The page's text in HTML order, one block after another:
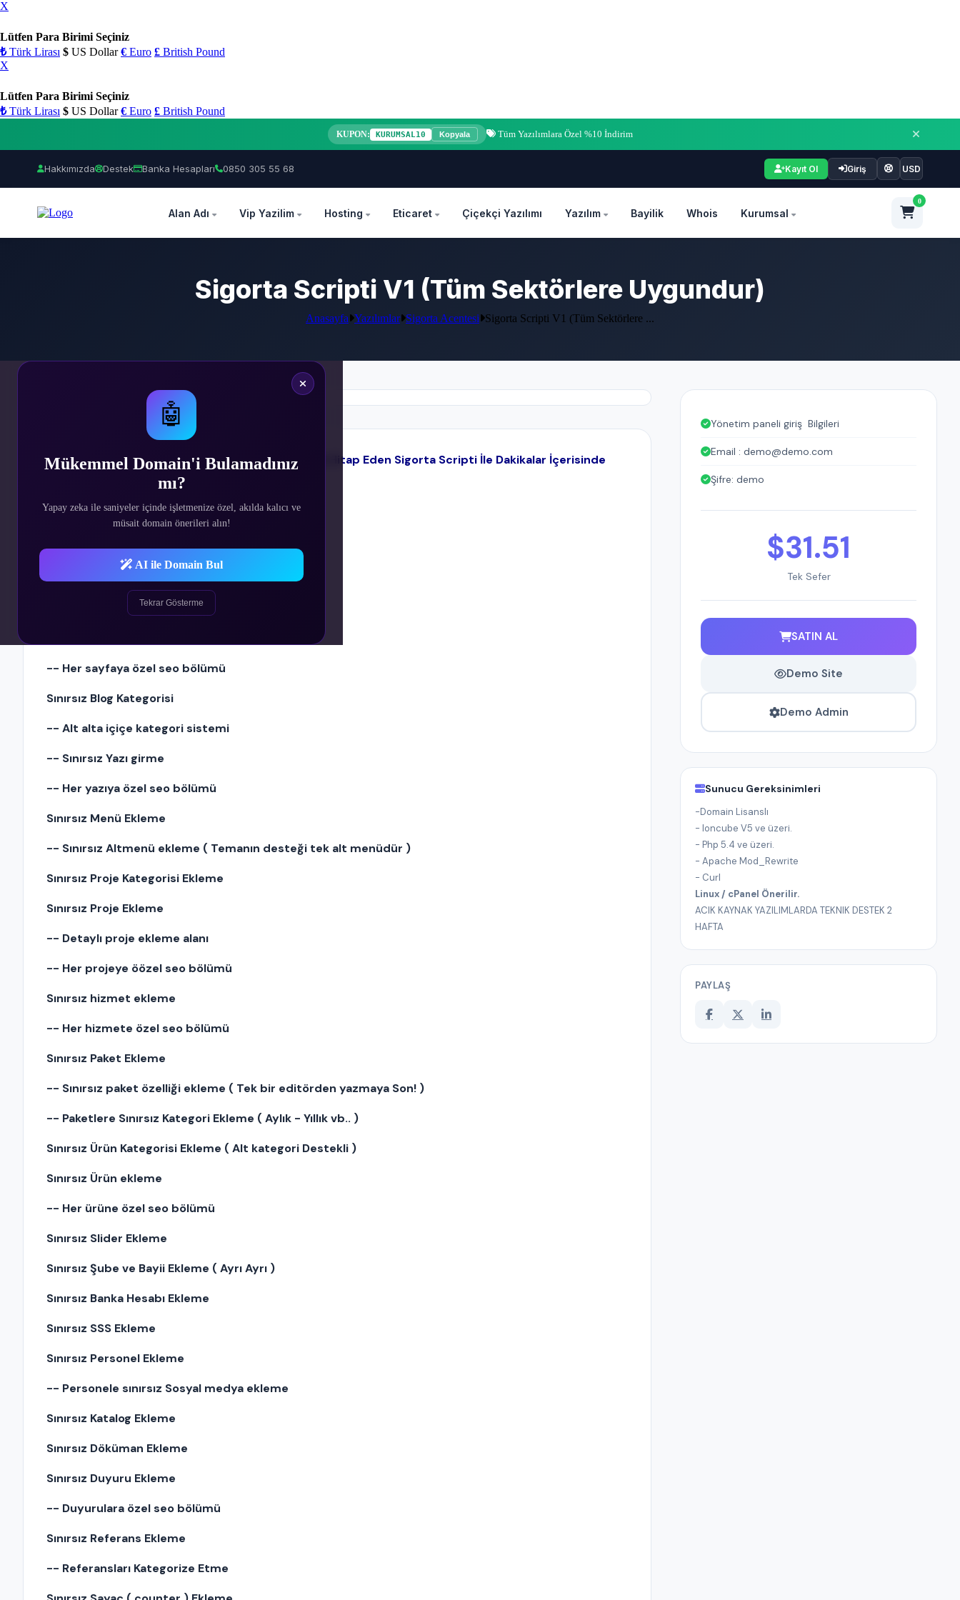
X
Lütfen Para Birimi Seçiniz
₺Türk Lirası $ US Dollar € Euro £ British Pound
X
Lütfen Para Birimi Seçiniz
₺Türk Lirası $ US Dollar € Euro £ British Pound
KUPON: KURUMSAL10 Kopyala Tüm Yazılımlara Özel %10 İndirim
Hakkımızda Destek Banka Hesapları 0850 305 55 68 Kayıt Ol Giriş USD
Alan Adı Vip Yazilim Hosting Eticaret Çiçekçi Yazılımı Yazılım Bayilik Whois Kurumsal
0
Sigorta Scripti V1 (Tüm Sektörlere Uygundur)
Anasayfa Yazılımlar Sigorta Acentesi Sigorta Scripti V1 (Tüm Sektörlere ...
🤖
Mükemmel Domain'i Bulamadınız
mı?
Yapay zeka ile saniyeler içinde işletmenize özel, akılda kalıcı ve
müsait domain önerileri alın!
AI ile Domain Bul
Tekrar Gösterme
Sigorta Sektöründe Hizmet Veren Tüm Firmalara Hitap Eden Sigorta Scripti İle Dakikalar İçerisinde
Web Sitenizi Oluşturabilirsiniz.
Web Sitesi Özellikleri ve Açıklamaları
Email : demo@demo.com
Sınırsız Sayfalama
-- Her sayfaya özel seo bölümü
Sınırsız Blog Kategorisi
-- Alt alta içiçe kategori sistemi
-- Sınırsız Yazı girme
-- Her yazıya özel seo bölümü
Sınırsız Menü Ekleme
-- Sınırsız Altmenü ekleme ( Temanın desteği tek alt menüdür )
Sınırsız Proje Kategorisi Ekleme
Sınırsız Proje Ekleme
-- Detaylı proje ekleme alanı
-- Her projeye öözel seo bölümü
Sınırsız hizmet ekleme
-- Her hizmete özel seo bölümü
Sınırsız Paket Ekleme
-- Sınırsız paket özelliği ekleme ( Tek bir editörden yazmaya Son! )
-- Paketlere Sınırsız Kategori Ekleme ( Aylık - Yıllık vb.. )
Sınırsız Ürün Kategorisi Ekleme ( Alt kategori Destekli )
Sınırsız Ürün ekleme
-- Her ürüne özel seo bölümü
Sınırsız Slider Ekleme
Sınırsız Şube ve Bayii Ekleme ( Ayrı Ayrı )
Sınırsız Banka Hesabı Ekleme
Sınırsız SSS Ekleme
Sınırsız Personel Ekleme
-- Personele sınırsız Sosyal medya ekleme
Sınırsız Katalog Ekleme
Sınırsız Döküman Ekleme
Sınırsız Duyuru Ekleme
-- Duyurulara özel seo bölümü
Sınırsız Referans Ekleme
-- Referansları Kategorize Etme
Yönetim paneli giriş Bilgileri
Email : demo@demo.com
Şifre: demo
$31.51
Tek Sefer
SATIN AL
Demo Site
Demo Admin
Sunucu Gereksinimleri
-Domain Lisanslı
- Ioncube V5 ve üzeri.
- Php 5.4 ve üzeri.
- Apache Mod_Rewrite
- Curl
Linux / cPanel Önerilir.
ACIK KAYNAK YAZILIMLARDA TEKNIK DESTEK 2
HAFTA
PAYLAŞ